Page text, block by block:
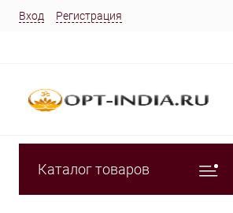
Вход Регистрация
Каталог товаров